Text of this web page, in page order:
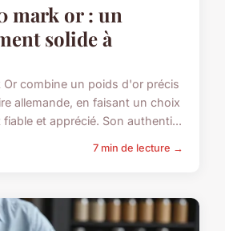
mark or : un
solide à
Or combine un poids d'or précis
allemande, en faisant un choix
et apprécié. Son authenti...
7 min de lecture →